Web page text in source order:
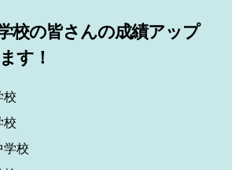
校の皆さんの成績アップ
す！
校
校
学校